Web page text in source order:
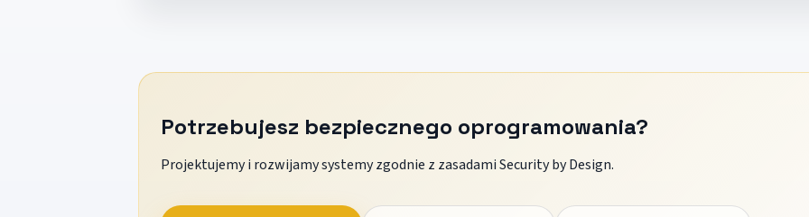
Potrzebujesz bezpiecznego oprogramowania?
Projektujemy i rozwijamy systemy zgodnie z zasadami Security by Design.